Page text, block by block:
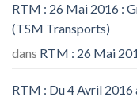
RTM : 26 Mai 2016 :
(TSM Transports)
dans RTM : 26 Mai
RTM : Du 4 Avril 2016